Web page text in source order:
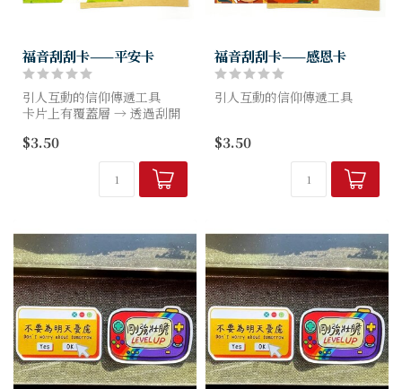
福音刮刮卡——平安卡
引人互動的信仰傳遞工具
卡片上有覆蓋層 → 透過刮開
互送他人或自己每日激勵。
$3.50
福音刮刮卡——感恩卡
引人互動的信仰傳遞工具
才顯示經文或祝福句子。
適合互送他人或自己每日激
$3.50